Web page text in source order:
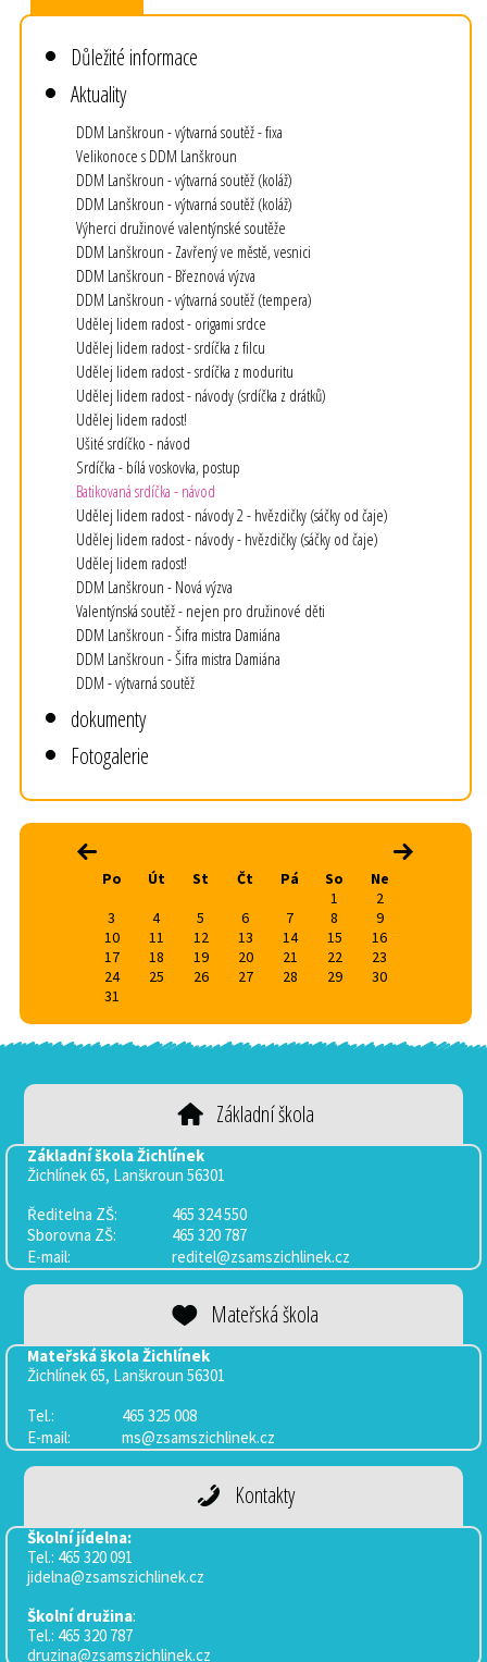
Důležité informace
Aktuality
DDM Lanškroun - výtvarná soutěž - fixa
Velikonoce s DDM Lanškroun
DDM Lanškroun - výtvarná soutěž (koláž)
DDM Lanškroun - výtvarná soutěž (koláž)
Výherci družinové valentýnské soutěže
DDM Lanškroun - Zavřený ve městě, vesnici
DDM Lanškroun - Březnová výzva
DDM Lanškroun - výtvarná soutěž (tempera)
Udělej lidem radost - origami srdce
Udělej lidem radost - srdíčka z filcu
Udělej lidem radost - srdíčka z moduritu
Udělej lidem radost - návody (srdíčka z drátků)
Udělej lidem radost!
Ušité srdíčko - návod
Srdíčka - bílá voskovka, postup
Batikovaná srdíčka - návod
Udělej lidem radost - návody 2 - hvězdičky (sáčky od čaje)
Udělej lidem radost - návody - hvězdičky (sáčky od čaje)
Udělej lidem radost!
DDM Lanškroun - Nová výzva
Valentýnská soutěž - nejen pro družinové děti
DDM Lanškroun - Šifra mistra Damiána
DDM Lanškroun - Šifra mistra Damiána
DDM - výtvarná soutěž
dokumenty
Fotogalerie
‹ ›
Po Út St Čt Pá So
Ne
1
2
3
4 5 6 7 8
9
10
11 12 13 14 15
16
17
18 19 20 21 22
23
24
25 26 27 28 29
30
31
Základní škola
Základní škola Žichlínek
Žichlínek 65, Lanškroun 56301
Ředitelna ZŠ:
465 324 550
Sborovna ZŠ:
465 320 787
E-mail:
reditel@zsamszichlinek.cz
Mateřská škola
Mateřská škola Žichlínek
Žichlínek 65, Lanškroun 56301
Tel.:
465 325 008
E-mail:
ms@zsamszichlinek.cz
Kontakty
Školní jídelna:
Tel.: 465 320 091
jidelna@zsamszichlinek.cz
Školní družina:
Tel.: 465 320 787
druzina@zsamszichlinek.cz